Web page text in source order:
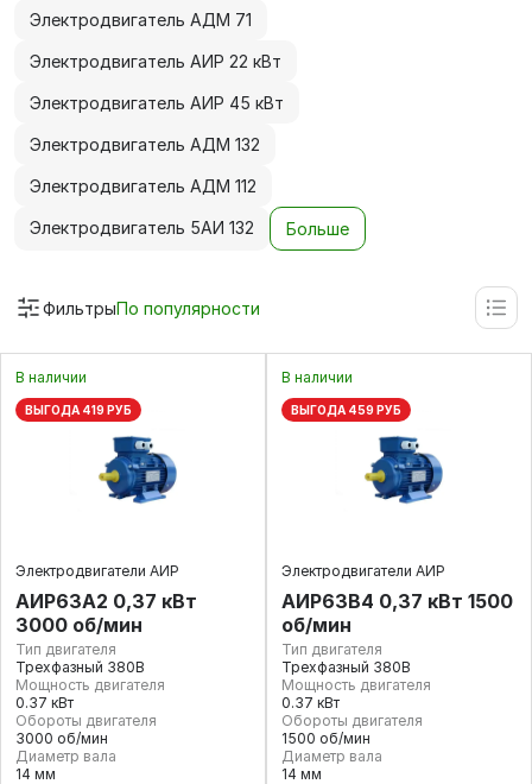
Электродвигатель АДМ 71
Электродвигатель АИР 22 кВт
Электродвигатель АИР 45 кВт
Электродвигатель АДМ 132
Электродвигатель АДМ 112
Электродвигатель 5АИ 132 Больше
ФильтрыПо популярности
В наличии
ВЫГОДА 419 РУБ
Электродвигатели АИР
АИР63А2 0,37 кВт
3000 об/мин
Тип двигателя
Трехфазный 380В
Мощность двигателя
0.37 кВт
Обороты двигателя
3000 об/мин
Диаметр вала
14 мм
В наличии
ВЫГОДА 459 РУБ
Электродвигатели АИР
АИР63В4 0,37 кВт 1500
об/мин
Тип двигателя
Трехфазный 380В
Мощность двигателя
0.37 кВт
Обороты двигателя
1500 об/мин
Диаметр вала
14 мм